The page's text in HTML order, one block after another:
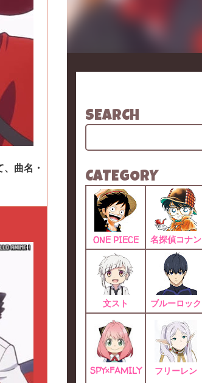
曲名・
SEARCH
CATEGORY
ONE PIECE 名探偵コナン
文スト ブルーロック
SPY×FAMILY フリーレン